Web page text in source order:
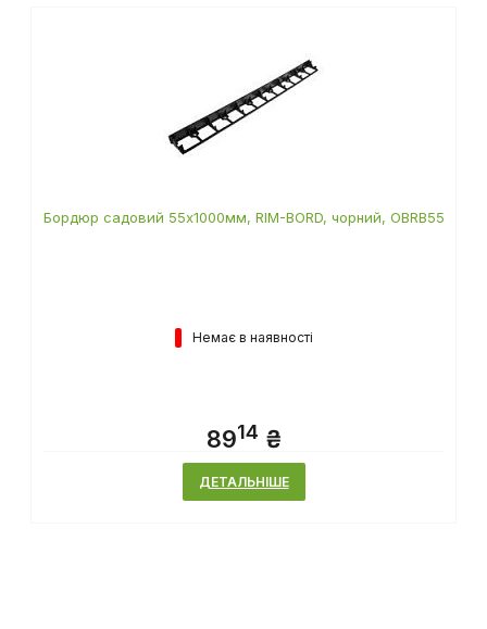
Бордюр садовий 55х1000мм, RIM-BORD, чорний, OBRB55
Немає в наявності
8914 ₴
ДЕТАЛЬНІШЕ